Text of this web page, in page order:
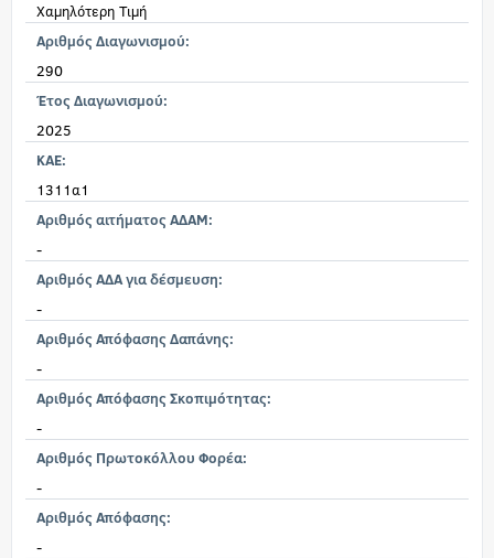
Χαμηλότερη Τιμή
Αριθμός Διαγωνισμού:
290
Έτος Διαγωνισμού:
2025
KAE:
1311α1
Αριθμός αιτήματος ΑΔΑΜ:
-
Αριθμός ΑΔΑ για δέσμευση:
-
Αριθμός Απόφασης Δαπάνης:
-
Αριθμός Απόφασης Σκοπιμότητας:
-
Αριθμός Πρωτοκόλλου Φορέα:
-
Αριθμός Απόφασης:
-